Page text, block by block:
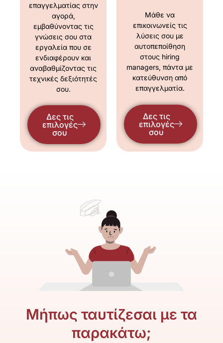
επαγγελματίας στην
αγορά,
εμβαθύνοντας τις
γνώσεις σου στα
εργαλεία που σε
ενδιαφέρουν και
αναβαθμίζοντας τις
τεχνικές δεξιότητές
σου.
Δες τις
επιλογές
σου
Μάθε να
επικοινωνείς τις
λύσεις σου με
αυτοπεποίθηση
στους hiring
managers, πάντα με
κατεύθυνση από
επαγγελματία.
Δες τις
επιλογές
σου
Μήπως ταυτίζεσαι με τα
παρακάτω;